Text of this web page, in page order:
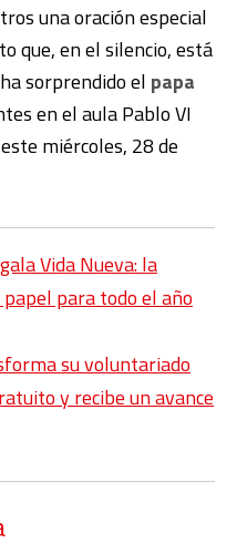
una oración especial
que, en el silencio, está
sorprendido el papa
en el aula Pablo VI
miércoles, 28 de
Vida Nueva: la
para todo el año
su voluntariado
y recibe un avance